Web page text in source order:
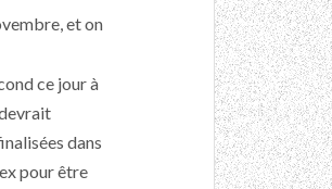
et on
ce jour à
dans
pour être